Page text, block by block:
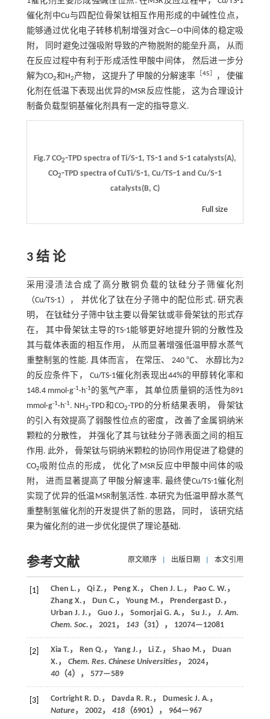
催化剂中Cu与四配位骨架钛相互作用形成的中碱性位点，
能够通过优化电子转移机制增强对含C—O中间体的稳定吸
附， 同时避免过强吸附导致的产物脱附的能垒升高， 从而
在反应过程中有利于形成活性甲酸中间体， 然后进一步分
解为CO2和H2产物， 这提升了甲酸的分解速率 45
， 使催
化剂在低温下表现出优异的MSR反应性能， 这为合理设计
制备负载型铜基催化剂具有一定的指导意义.
Fig.7 CO2⁃TPD spectra of Ti/S⁃1, TS⁃1 and S⁃1 catalysts(A),
CO2⁃TPD spectra of CuTi/S⁃1, Cu/TS⁃1 and Cu/S⁃1
catalysts(B, C)
Full size
3 结 论
采用浸渍法合成了高分散铜负载的钛硅分子筛催化剂
（Cu/TS-1）， 并优化了钛在分子筛中的配位形式. 研究表
明， 在钛硅分子筛中钛主要以骨架钛或非骨架钛的形式存
在， 其中骨架钛主导的TS-1能够更好地提升铜的分散性及
其与载体表面的相互作用， 从而显著增强低温甲醇水蒸气
重整制氢的性能. 具体而言， 在常压、 240 ℃、 水醇比为2
的反应条件下， Cu/TS-1催化剂表现出44%的甲醇转化率和
148.4 mmol·g-1·h-1 的氢气产率， 其单位质量铜的活性为891
mmol·g-1·h-1. NH3-TPD和CO2-TPD的分析结果表明， 骨架钛
的引入有效提高了弱酸性位点的密度， 改善了金属铜纳米
颗粒的分散性， 并强化了其与钛硅分子筛表面之间的相互
作用. 此外， 骨架钛与铜纳米颗粒的协同作用促进了稳健的
CO2吸附位点的形成， 优化了MSR反应中甲酸中间体的吸
附， 进而显著提高了甲酸分解速率. 最终使Cu/TS-1催化剂
实现了优异的低温MSR制氢活性. 本研究为低温甲醇水蒸气
重整制氢催化剂的开发提供了新的思路， 同时， 该研究结
果为催化剂的进一步优化提供了理论基础.
参考文献 原文顺序 出版日期 本文引用
[1]
Chen L.， Qi Z.， Peng X.， Chen J. L.， Pao C. W.，
Zhang X.， Dun C.， Young M.， Prendergast D.，
Urban J. J.， Guo J.， Somorjai G. A.， Su J.， J. Am.
Chem. Soc. ， 2021， 143（31）， 12074—12081
[2]
Xia T.， Ren Q.， Yang J.， Li Z.， Shao M.， Duan
X.， Chem. Res. Chinese Universities， 2024，
40（4）， 577—589
[3]
Cortright R. D.， Davda R. R.， Dumesic J. A.，
Nature， 2002， 418（6901）， 964—967